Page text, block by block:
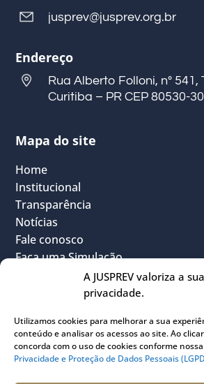
A JUSPREV valoriza a sua
privacidade.
Utilizamos cookies para melhorar a sua
conteúdo e analisar os acessos ao site. Ao
concorda com o uso de cookies conforme nossa
Privacidade e Proteção de Dados Pessoais
jusprev@jusprev.org.br
Endereço
Rua Alberto Folloni, nº 541,
Curitiba – PR CEP 80530-
Mapa do site
Home
Institucional
Transparência
Notícias
Fale conosco
Faça uma Simulação
Sou Participante
Sou Instituidora
Conheça o PLANJUS
Quem pode participar